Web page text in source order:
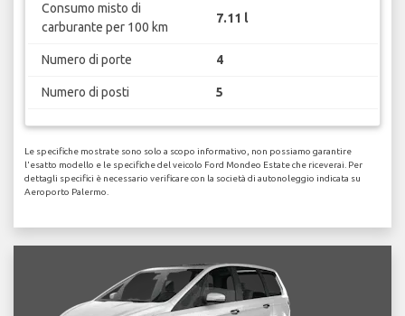
Consumo misto di
carburante per 100 km
7.11 l
Numero di porte 4
Numero di posti 5
Le specifiche mostrate sono solo a scopo informativo, non possiamo garantire
l'esatto modello e le specifiche del veicolo Ford Mondeo Estate che riceverai. Per
dettagli specifici è necessario verificare con la società di autonoleggio indicata su
Aeroporto Palermo.